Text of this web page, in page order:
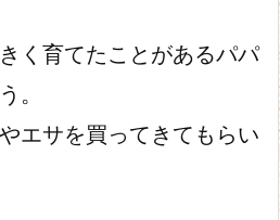
く育てたことがあるパパ
。
エサを買ってきてもらい